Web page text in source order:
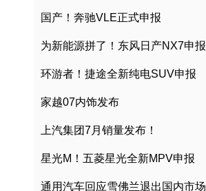
国产！奔驰VLE正式申报
为新能源拼了！东风日产NX7申报
环游者！捷途全新纯电SUV申报
家越07内饰发布
上汽集团7月销量发布！
星光M！五菱星光全新MPV申报
通用汽车回应雪佛兰退出国内市场